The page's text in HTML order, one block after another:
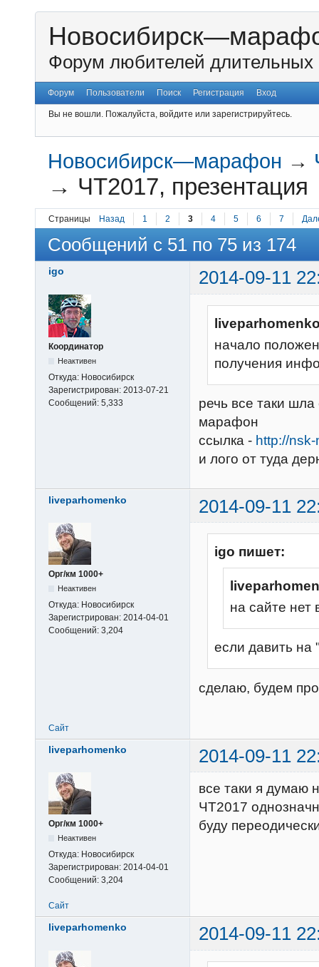
Форум любителей длительных
Форум Пользователи Поиск Регистрация Вход
Вы не вошли. Пожалуйста, войдите или зарегистрируйтесь.
Новосибирск—марафон →
→ ЧТ2017, презентация
Страницы Назад 1 2 3 4 5 6 7
Сообщений с 51 по 75 из 174
igo 2014-09-11
Координатор
Неактивен
Откуда: Новосибирск
Зарегистрирован: 2013-07-21
Сообщений: 5,333
начало
получения
речь все таки
марафон
ссылка - http://
и лого от туда
liveparhomenko 2014-09-11
Орг/км 1000+
Неактивен
Откуда: Новосибирск
Зарегистрирован: 2014-04-01
Сообщений: 3,204
igo пишет:
на сайте нет
если давить на
сделаю, будем
Сайт
liveparhomenko 2014-09-11
Орг/км 1000+
Неактивен
Откуда: Новосибирск
Зарегистрирован: 2014-04-01
Сообщений: 3,204
все таки я думаю
ЧТ2017
буду
Сайт
liveparhomenko 2014-09-11